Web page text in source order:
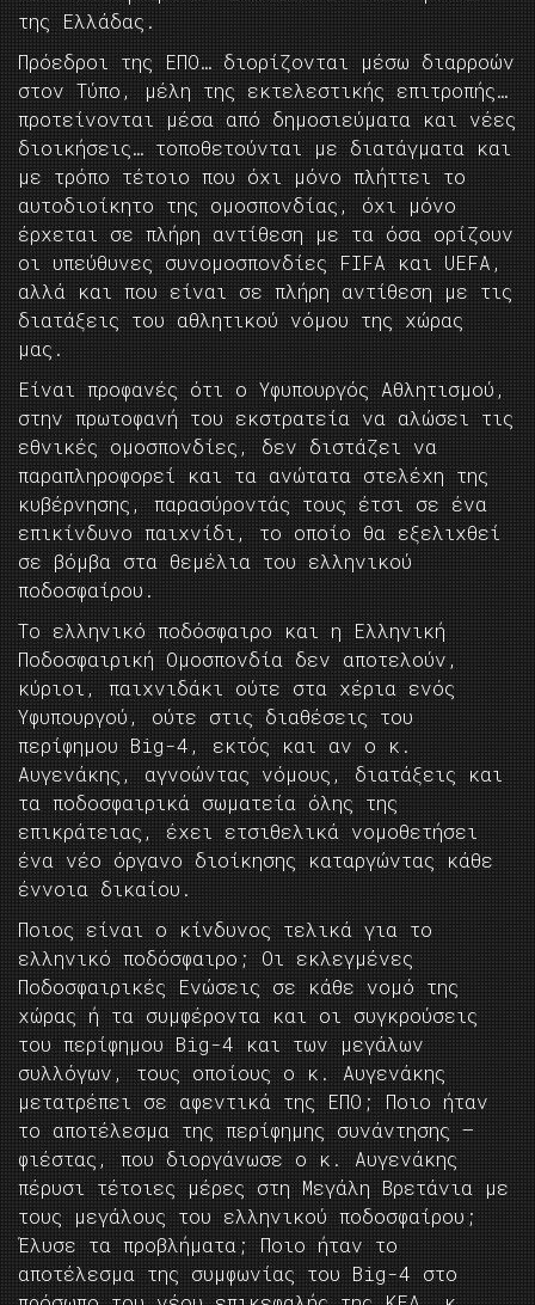
της Ελλάδας.
Πρόεδροι της ΕΠΟ… διορίζονται μέσω διαρροών
στον Τύπο, μέλη της εκτελεστικής επιτροπής…
προτείνονται μέσα από δημοσιεύματα και νέες
διοικήσεις… τοποθετούνται με διατάγματα και
με τρόπο τέτοιο που όχι μόνο πλήττει το
αυτοδιοίκητο της ομοσπονδίας, όχι μόνο
έρχεται σε πλήρη αντίθεση με τα όσα ορίζουν
οι υπεύθυνες συνομοσπονδίες FIFA και UEFA,
αλλά και που είναι σε πλήρη αντίθεση με τις
διατάξεις του αθλητικού νόμου της χώρας
μας.
Είναι προφανές ότι ο Υφυπουργός Αθλητισμού,
στην πρωτοφανή του εκστρατεία να αλώσει τις
εθνικές ομοσπονδίες, δεν διστάζει να
παραπληροφορεί και τα ανώτατα στελέχη της
κυβέρνησης, παρασύροντάς τους έτσι σε ένα
επικίνδυνο παιχνίδι, το οποίο θα εξελιχθεί
σε βόμβα στα θεμέλια του ελληνικού
ποδοσφαίρου.
Το ελληνικό ποδόσφαιρο και η Ελληνική
Ποδοσφαιρική Ομοσπονδία δεν αποτελούν,
κύριοι, παιχνιδάκι ούτε στα χέρια ενός
Υφυπουργού, ούτε στις διαθέσεις του
περίφημου Big-4, εκτός και αν ο κ.
Αυγενάκης, αγνοώντας νόμους, διατάξεις και
τα ποδοσφαιρικά σωματεία όλης της
επικράτειας, έχει ετσιθελικά νομοθετήσει
ένα νέο όργανο διοίκησης καταργώντας κάθε
έννοια δικαίου.
Ποιος είναι ο κίνδυνος τελικά για το
ελληνικό ποδόσφαιρο; Οι εκλεγμένες
Ποδοσφαιρικές Ενώσεις σε κάθε νομό της
χώρας ή τα συμφέροντα και οι συγκρούσεις
του περίφημου Big-4 και των μεγάλων
συλλόγων, τους οποίους ο κ. Αυγενάκης
μετατρέπει σε αφεντικά της ΕΠΟ; Ποιο ήταν
το αποτέλεσμα της περίφημης συνάντησης –
φιέστας, που διοργάνωσε ο κ. Αυγενάκης
πέρυσι τέτοιες μέρες στη Μεγάλη Βρετάνια με
τους μεγάλους του ελληνικού ποδοσφαίρου;
Έλυσε τα προβλήματα; Ποιο ήταν το
αποτέλεσμα της συμφωνίας του Big-4 στο